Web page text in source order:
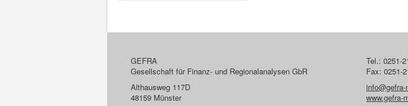
GEFRA
Gesellschaft für Finanz- und Regionalanalysen GbR
Althausweg 117D
48159 Münster
Tel.: 0251-
Fax: 0251-
www.gefra-